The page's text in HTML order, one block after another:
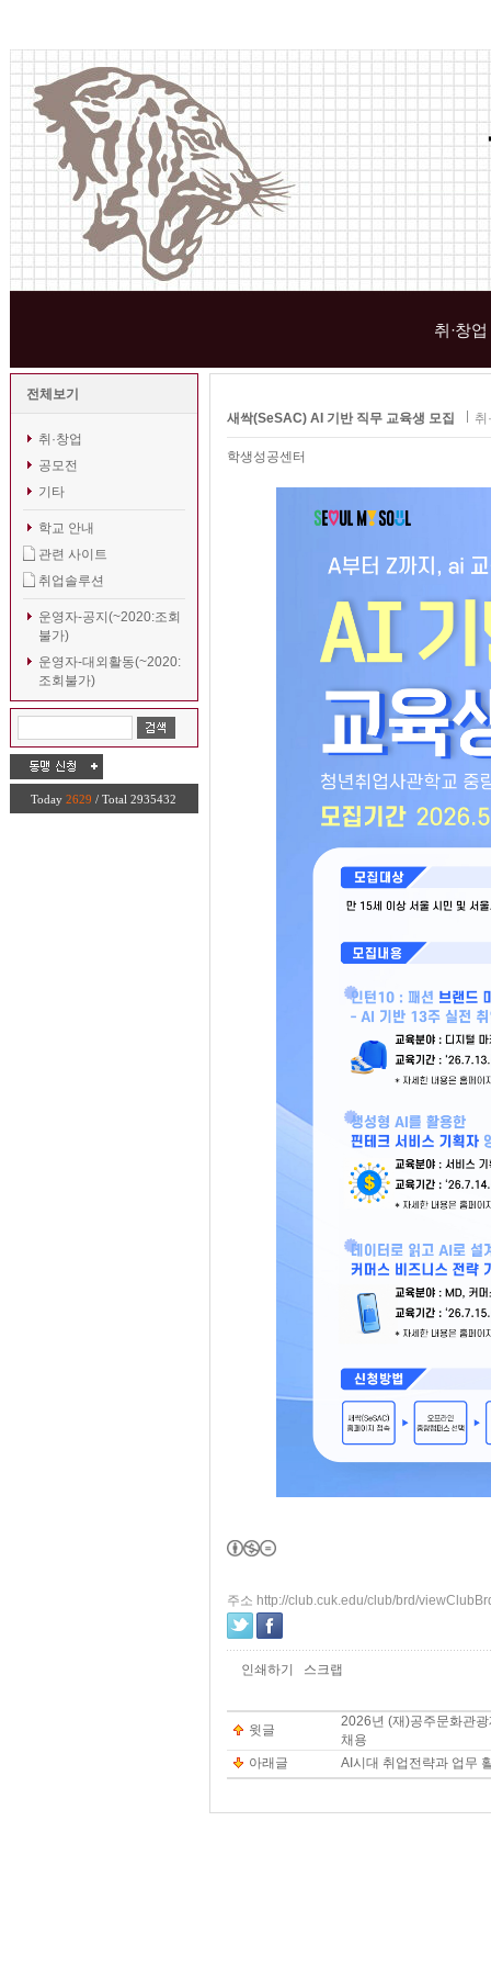
취·창업
전체보기
취·창업
공모전
기타
학교 안내
관련 사이트
취업솔루션
운영자-공지(~2020:조회
불가)
운영자-대외활동(~2020:
조회불가)
Today 2629 / Total 2935432
새싹(SeSAC) AI 기반 직무 교육생 모집 취
학생성공센터
주소 http://club.cuk.edu/club/brd/
인쇄하기 스크랩
윗글
2026년 (재)공주문화관
채용
아래글
AI시대 취업전략과 업무